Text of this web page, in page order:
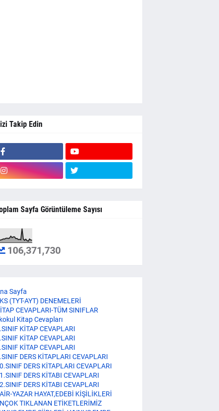
Takip Edin
Sayfa Görüntüleme Sayısı
106,371,730
Sayfa
(TYT-AYT) DENEMELERİ
CEVAPLARI-TÜM SINIFLAR
Kitap Cevapları
KİTAP CEVAPLARI
KİTAP CEVAPLARI
KİTAP CEVAPLARI
DERS KİTAPLARI CEVAPLARI
DERS KİTAPLARI CEVAPLARI
DERS KİTABI CEVAPLARI
DERS KİTABI CEVAPLARI
YAZAR HAYAT,EDEBİ KİŞİLİKLERİ
TIKLANAN ETİKETLERİMİZ